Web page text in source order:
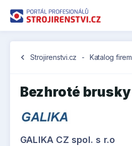
chevron_left Strojirenstvi.cz - Katalog firem
Bezhroté brusky
GALIKA CZ spol. s r.o